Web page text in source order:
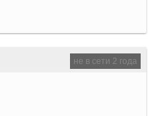
не в сети 2 года